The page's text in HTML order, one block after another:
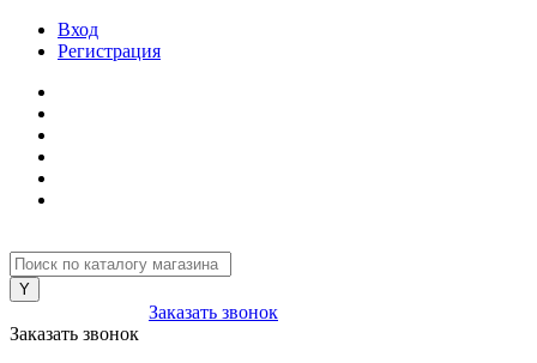
Вход
Регистрация
Заказать звонок
Заказать звонок